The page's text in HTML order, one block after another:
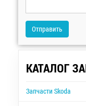
Отправить
КАТАЛОГ
Запчасти Skoda